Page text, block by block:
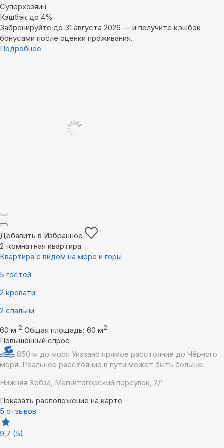
Суперхозяин
Кэшбэк до 4%
Забронируйте до 31 августа 2026 — и получите кэшбэк
бонусами после оценки проживания.
Подробнее
Добавить в Избранное
2-комнатная квартира
Квартира с видом на море и горы
5 гостей
2 кровати
2 спальни
60 м 2 Общая площадь: 60 м2
Повышенный спрос
850 м до моря Указано прямое расстояние до Чёрного
моря. Реальное расстояние в пути может быть больше.
Нижняя Хобза, Магнитогорский переулок, 2/1
Показать расположение на карте
5 отзывов
9,7 (5)